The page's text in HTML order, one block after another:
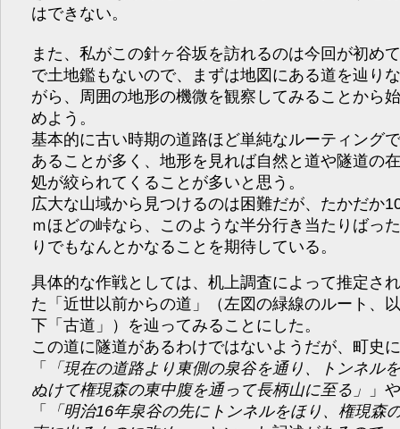
はできない。
また、私がこの針ヶ谷坂を訪れるのは今回が初め
で土地鑑もないので、まずは地図にある道を辿り
がら、周囲の地形の機微を観察してみることから
めよう。
基本的に古い時期の道路ほど単純なルーティング
あることが多く、地形を見れば自然と道や隧道の
処が絞られてくることが多いと思う。
広大な山域から見つけるのは困難だが、たかだか
ｍほどの峠なら、このような半分行き当たりばっ
りでもなんとかなることを期待している。
具体的な作戦としては、机上調査によって推定さ
た「近世以前からの道」（左図の緑線のルート、
下「古道」）を辿ってみることにした。
この道に隧道があるわけではないようだが、町史
「
現在の道路より東側の泉谷を通り、トンネル
ぬけて権現森の東中腹を通って長柄山に至る
」
「
明治16年泉谷の先にトンネルをほり、権現森